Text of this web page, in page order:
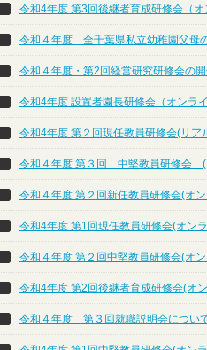
令和4年度 第3回後継者育成研修会（オ
令和４年度 全千葉県私立幼稚園父母
令和４年度・第2回経営研究研修会の
令和4年度 設置者園長研修会（オンライ
令和4年度 第２回現任教員研修会(リア
令和４年度 第３回 中堅教員研修会 (
令和４年度 第２回新任教員研修会(オ
令和4年度 第1回現任教員研修会(オン
令和４年度 第２回中堅教員研修会(オ
令和4年度 第2回後継者育成研修会(オ
令和４年度 第３回就職説明会につい